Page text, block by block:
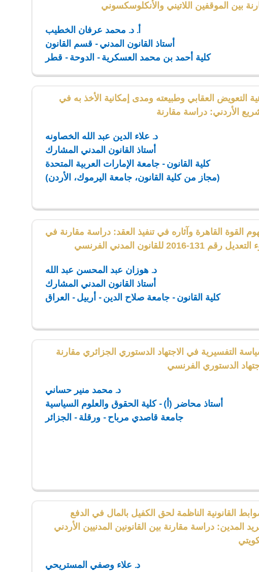
بين الموقفين اللاتيني والأنكلوسكسوني
أ. د. محمد عرفان الخطيب
أستاذ القانون المدني - قسم القانون
كلية أحمد بن محمد العسكرية - الدوحة - قطر
التعويض العقابي وطبيعته ومدى إمكانية الأخذ به في
الأردني: دراسة مقارنة
د. علاء الدين عبد الله الخصاونه
أستاذ القانون المدني المشارك
كلية القانون - جامعة الإمارات العربية المتحدة
(مجاز من كلية القانون، جامعة اليرموك، الأردن)
القوة القاهرة وآثاره في تنفيذ العقد: دراسة مقارنة في
رقم 131-2016 للقانون المدني الفرنسي
د. هوزان عبد المحسن عبد الله
أستاذ القانون المدني المشارك
كلية القانون - جامعة صلاح الدين - أربيل - العراق
التفسيرية في الاجتهاد الدستوري الجزائري مقارنة
الدستوري الفرنسي
د. محمد منير حساني
أستاذ محاضر (أ) - كلية الحقوق والعلوم السياسية
جامعة قاصدي مرباح - ورقلة - الجزائر
القانونية الناظمة لحق الكفيل بالمال في الدفع
المدين: دراسة مقارنة بين القانونين المدنيين الأردني
د. علاء وصفي المستريحي